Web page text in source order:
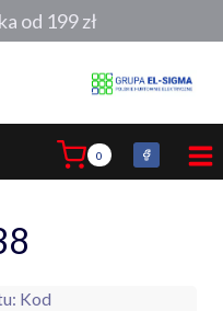
0
Kod
od 199 zł